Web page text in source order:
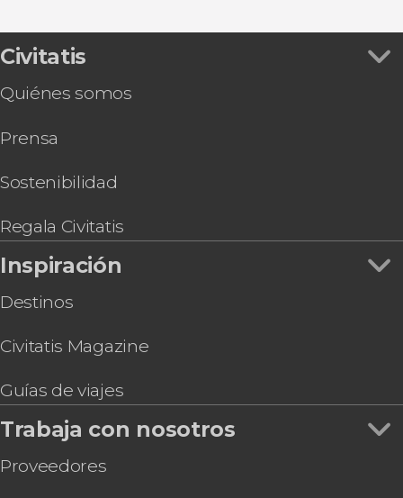
Ópera china en el teatro TaipeiEYE
Entrada al observatorio del Taipéi 101
Autobús entre el Aeropuerto de Taoyuan y
Taoyuan Airport MRT
Free tour por el Templo Longshan y sus
Circuito de 5 días por Taiwán
Civitatis
Quiénes somos
Prensa
Sostenibilidad
Regala Civitatis
Inspiración
Destinos
Civitatis Magazine
Guías de viajes
Trabaja con nosotros
Proveedores